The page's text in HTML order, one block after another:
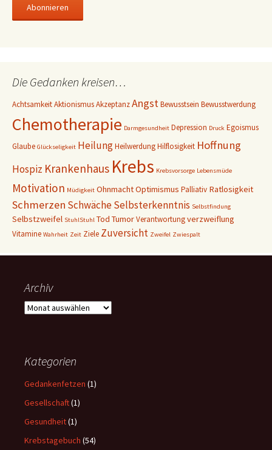
i
r
s
s
e
Die Gedanken kreisen…
AchtsamkeitAktionismusAkzeptanzAngstBewusstsein Bewusstwerdung
Chemotherapie Darmgesundheit Depression Druck Egoismus
Glaube Glückseligkeit HeilungHeilwerdungHilflosigkeit Hoffnung
Hospiz Krankenhaus Krebs Krebsvorsorge Lebensmüde
Motivation Müdigkeit OhnmachtOptimismus Palliativ Ratlosigkeit
Schmerzen SchwächeSelbsterkenntnis Selbstfindung
Selbstzweifel StuhlStuhl Tod TumorVerantwortungverzweiflung
Vitamine Wahrheit Zeit Ziele Zuversicht Zweifel Zwiespalt
Archiv
A
i
Kategorien
Gedankenfetzen (1)
Gesellschaft(1)
Gesundheit(1)
Krebstagebuch (54)